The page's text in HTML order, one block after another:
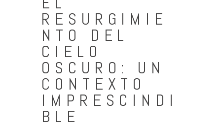
RESURGIMIE
NTO DEL
CIELO
OSCURO: UN
CONTEXTO
IMPRESCINDI
BLE